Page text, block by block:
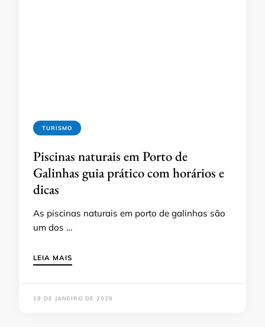
TURISMO
Piscinas naturais em Porto de
Galinhas guia prático com horários e
dicas
As piscinas naturais em porto de galinhas são
um dos …
LEIA MAIS
19 DE JANEIRO DE 2026